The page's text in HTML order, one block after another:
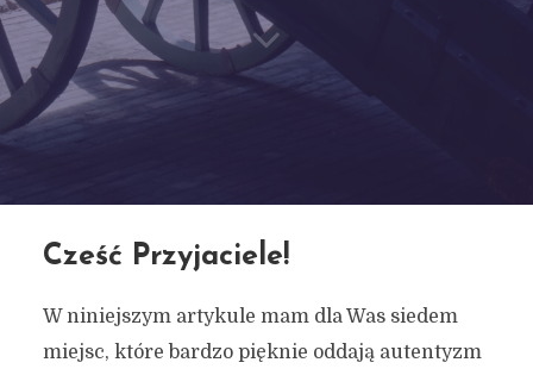
Cześć Przyjaciele!
W niniejszym artykule mam dla Was siedem
miejsc, które bardzo pięknie oddają autentyzm